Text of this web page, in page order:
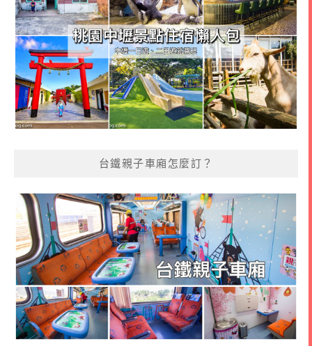
台鐵親子車廂怎麼訂？